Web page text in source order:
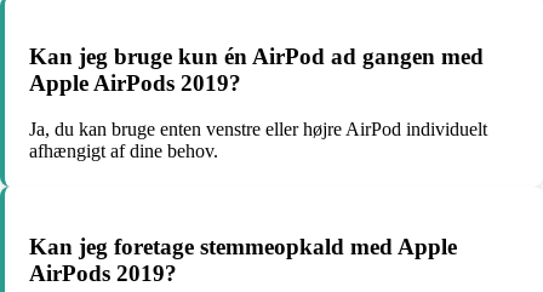
Kan jeg bruge kun én AirPod ad gangen med
Apple AirPods 2019?
Ja, du kan bruge enten venstre eller højre AirPod individuelt
afhængigt af dine behov.
Kan jeg foretage stemmeopkald med Apple
AirPods 2019?